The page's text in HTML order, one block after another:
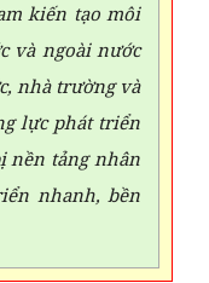
kiến tạo môi
và ngoài nước
nhà trường và
lực phát triển
nền tảng nhân
nhanh, bền